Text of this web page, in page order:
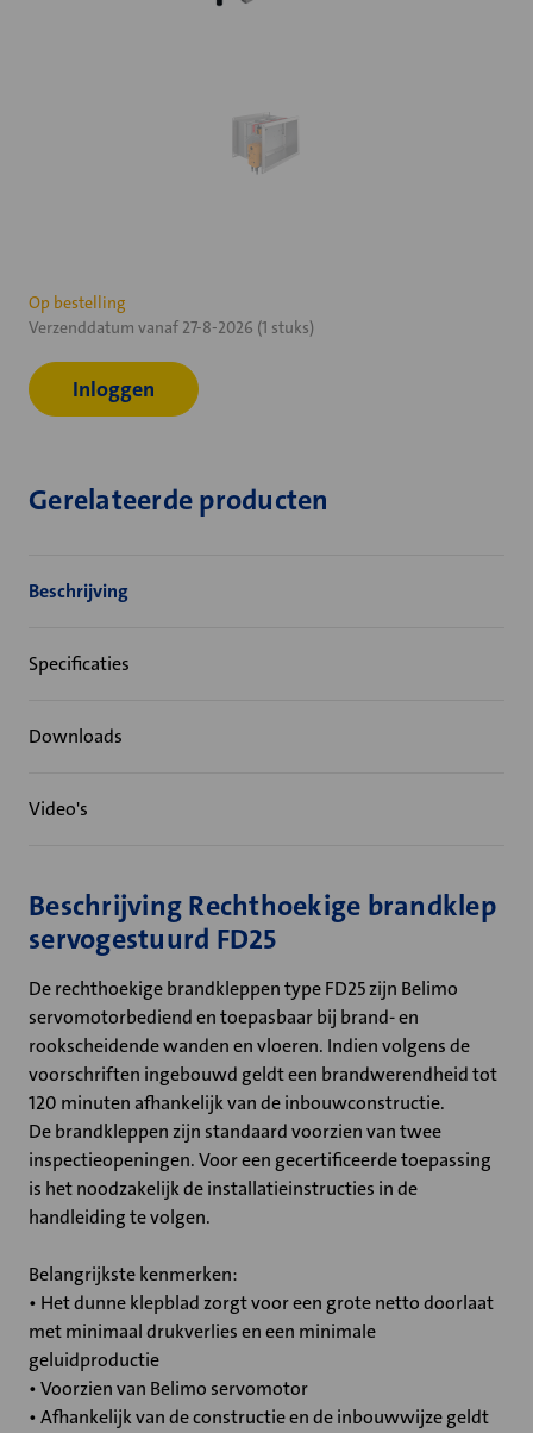
Huidige
voorraad:
Op bestelling
Verzenddatum vanaf 27-8-2026 (1 stuks)
Inloggen
Gerelateerde producten
Beschrijving
Specificaties
Downloads
Video's
Beschrijving Rechthoekige brandklep
servogestuurd FD25
De rechthoekige brandkleppen type FD25 zijn Belimo
servomotorbediend en toepasbaar bij brand- en
rookscheidende wanden en vloeren. Indien volgens de
voorschriften ingebouwd geldt een brandwerendheid tot
120 minuten afhankelijk van de inbouwconstructie.
De brandkleppen zijn standaard voorzien van twee
inspectieopeningen. Voor een gecertificeerde toepassing
is het noodzakelijk de installatieinstructies in de
handleiding te volgen.
Belangrijkste kenmerken:
• Het dunne klepblad zorgt voor een grote netto doorlaat
met minimaal drukverlies en een minimale
geluidproductie
• Voorzien van Belimo servomotor
• Afhankelijk van de constructie en de inbouwwijze geldt